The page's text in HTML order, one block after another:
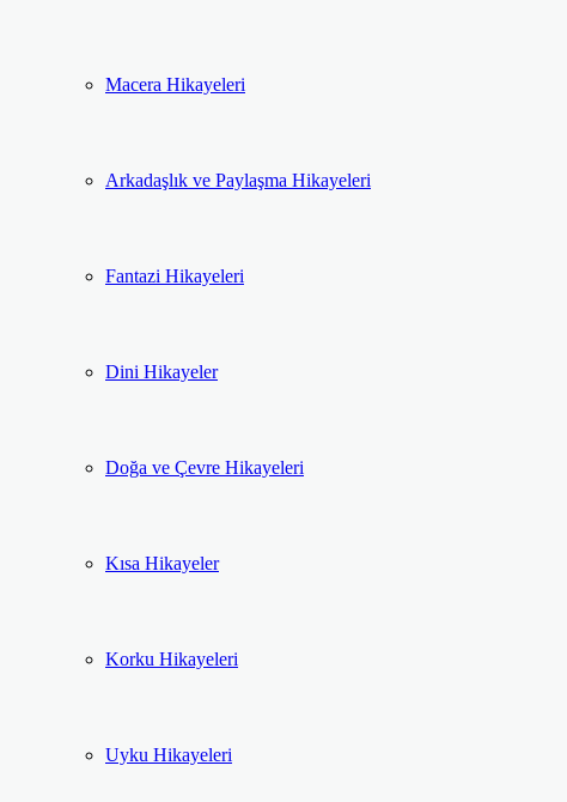
Macera Hikayeleri
Arkadaşlık ve Paylaşma Hikayeleri
Fantazi Hikayeleri
Dini Hikayeler
Doğa ve Çevre Hikayeleri
Kısa Hikayeler
Korku Hikayeleri
Uyku Hikayeleri